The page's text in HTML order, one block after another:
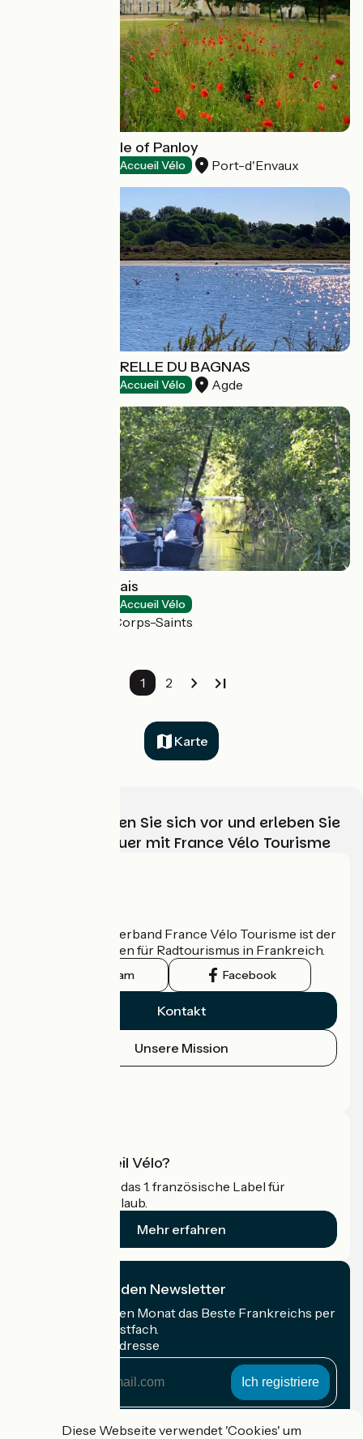
Park of the castle of Panloy
Accueil Vélo Port-d'Envaux
RÉSERVE NATURELLE DU BAGNAS
Accueil Vélo Agde
Maison des Marais
Accueil Vélo
Longpré-les-Corps-Saints
1 2
Karte
Wählen, bereiten Sie sich vor und erleben Sie
Ihr Radabenteuer mit France Vélo Tourisme
Der nationale Verband France Vélo Tourisme ist der
offizielle Leitfaden für Radtourismus in Frankreich.
Instagram Facebook
Kontakt
Unsere Mission
Was ist Accueil Vélo?
Accueil Vélo ist das 1. französische Label für
Radfahrer im Urlaub.
Mehr erfahren
Ich abonniere den Newsletter
Erhalten Sie jeden Monat das Beste Frankreichs per
Rad in Ihrem Postfach.
Meine E-Mail-Adresse
AdresseDiese Webseite verwendet 'Cookies' um